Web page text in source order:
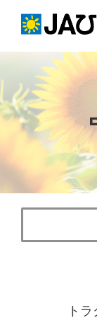
content
索
…
ト